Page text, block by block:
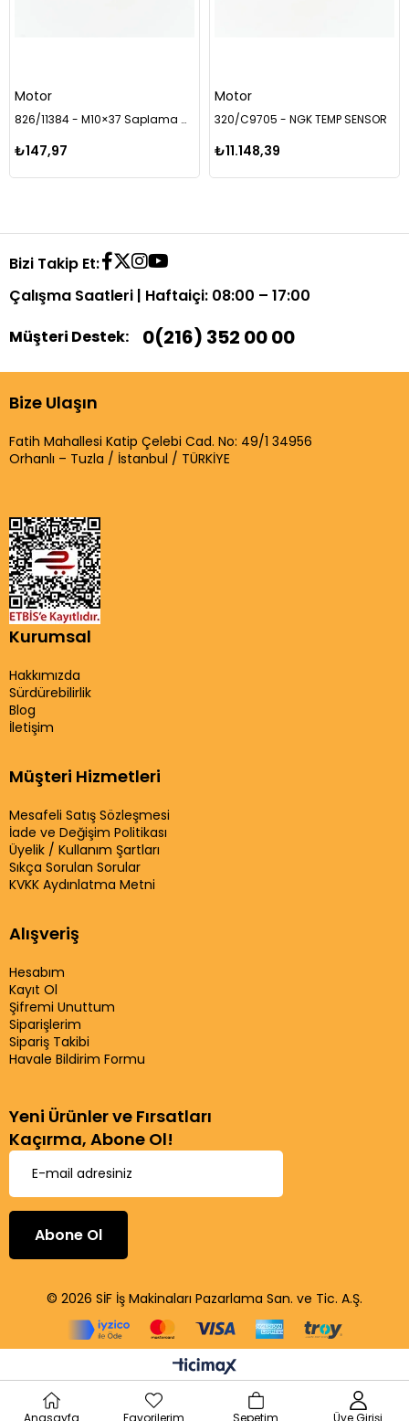
Motor
826/11384 - M10×37 Saplama Civatası
₺147,97
Motor
320/C9705 - NGK TEMP SENSOR
₺11.148,39
Bizi Takip Et:
Çalışma Saatleri | Haftaiçi: 08:00 – 17:00
Müşteri Destek:
0(216) 352 00 00
Bize Ulaşın
Fatih Mahallesi Katip Çelebi Cad. No: 49/1 34956
Orhanlı – Tuzla / İstanbul / TÜRKİYE
Kurumsal
Hakkımızda
Sürdürebilirlik
Blog
İletişim
Müşteri Hizmetleri
Mesafeli Satış Sözleşmesi
İade ve Değişim Politikası
Üyelik / Kullanım Şartları
Sıkça Sorulan Sorular
KVKK Aydınlatma Metni
Alışveriş
Hesabım
Kayıt Ol
Şifremi Unuttum
Siparişlerim
Sipariş Takibi
Havale Bildirim Formu
Yeni Ürünler ve Fırsatları
Kaçırma, Abone Ol!
Abone Ol
© 2026 SİF İş Makinaları Pazarlama San. ve Tic. A.Ş.
Anasayfa Favorilerim Sepetim Üye Girişi